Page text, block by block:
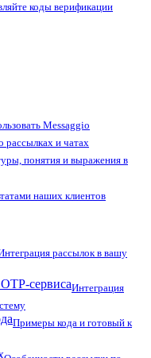
коды верификации
Messaggio
рассылках и чатах
понятия и выражения в
наших клиентов
рассылок в вашу
сервисаИнтеграция
Примеры кода и готовый к